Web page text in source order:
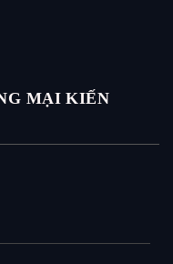
MẠI KIẾN